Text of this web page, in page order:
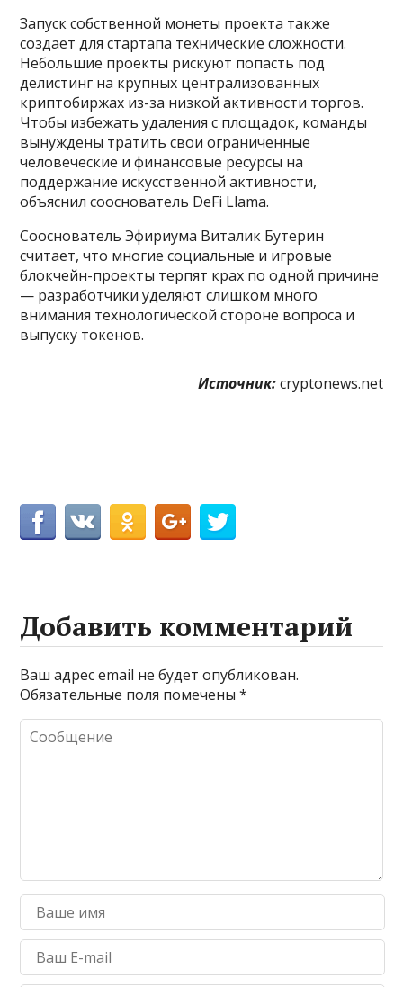
Запуск собственной монеты проекта также
создает для стартапа технические сложности.
Небольшие проекты рискуют попасть под
делистинг на крупных централизованных
криптобиржах из-за низкой активности торгов.
Чтобы избежать удаления с площадок, команды
вынуждены тратить свои ограниченные
человеческие и финансовые ресурсы на
поддержание искусственной активности,
объяснил сооснователь DeFi Llama.
Сооснователь Эфириума Виталик Бутерин
считает, что многие социальные и игровые
блокчейн-проекты терпят крах по одной причине
— разработчики уделяют слишком много
внимания технологической стороне вопроса и
выпуску токенов.
Источник: cryptonews.net
Добавить комментарий
Ваш адрес email не будет опубликован.
Обязательные поля помечены*